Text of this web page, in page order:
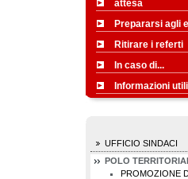
attesa
Prepararsi agli
Ritirare i referti
In caso di...
Informazioni utili
UFFICIO SINDACI
POLO
PROMOZIONE